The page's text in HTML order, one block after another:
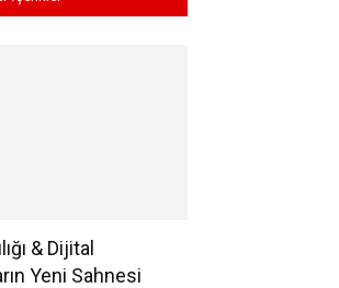
& Dijital
Yeni Sahnesi